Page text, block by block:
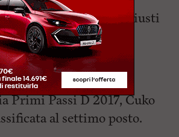
Primi Passi B 2017, Giusti
vinto la medaglia
Giannelli Greta ha
posizione.
Primi Passi D 2017, Cuko
al settimo posto.